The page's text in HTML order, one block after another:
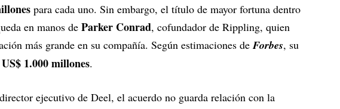
para cada uno. Sin embargo, el título de mayor fortuna dentro
en manos de Parker Conrad, cofundador de Rippling, quien
más grande en su compañía. Según estimaciones deForbes, su
US$ 1.000 millones.
ejecutivo de Deel, el acuerdo no guarda relación con la